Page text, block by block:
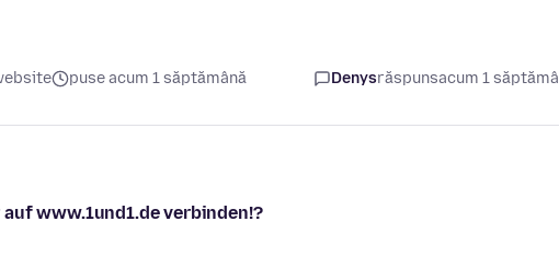
puse acum 1 săptămână Denysrăspunsacum 1
www.1und1.de verbinden!?